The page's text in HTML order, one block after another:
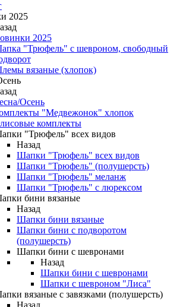
2025
2025
"Трюфель" с шевроном, свободный
вязаные (хлопок)
Осень
"Медвежонок" хлопок
комплекты
"Трюфель" всех видов
Назад
Шапки "Трюфель" всех видов
Шапки "Трюфель" (полушерсть)
Шапки "Трюфель" меланж
Шапки "Трюфель" с люрексом
бини вязаные
Назад
Шапки бини вязаные
Шапки бини с подворотом
(полушерсть)
Шапки бини с шевронами
Назад
Шапки бини с шевронами
Шапки с шевроном "Лиса"
вязаные с завязками (полушерсть)
Назад